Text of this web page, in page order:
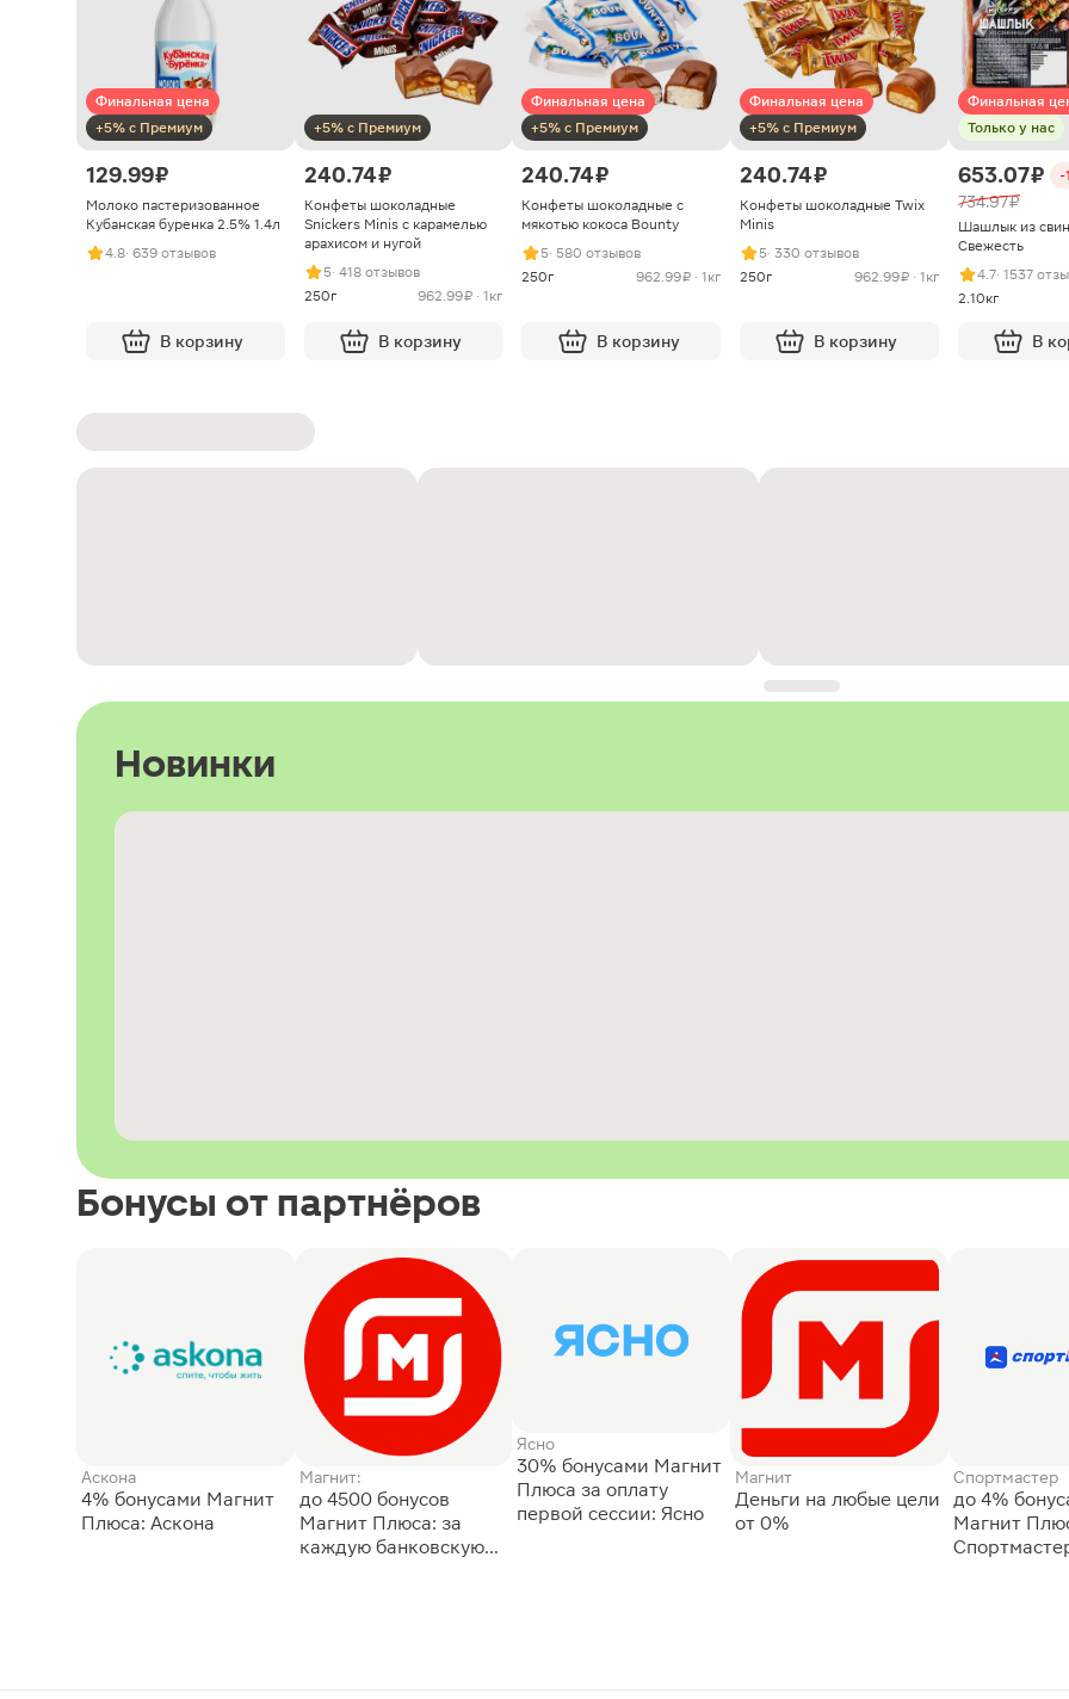
Финальная цена
+5% с Премиум
129.99 ₽
Молоко пастеризованное
Кубанская буренка 2.5% 1.4л
4.8· 639 отзывов
В корзину
+5% с Премиум
240.74 ₽
Конфеты шоколадные
Snickers Minis с карамелью
арахисом и нугой
5· 418 отзывов
250г
962.99 ₽ · 1кг
В корзину
Финальная цена
+5% с Премиум
240.74 ₽
Конфеты шоколадные с
мякотью кокоса Bounty
5· 580 отзывов
250г
962.99 ₽ · 1кг
В корзину
Финальная цена
+5% с Премиум
240.74 ₽
Конфеты шоколадные Twix
Minis
5· 330 отзывов
250г
962.99 ₽ · 1кг
В корзину
Финальная
Только у нас
653.07 ₽ -
734.97 ₽
Шашлык из
Свежесть
4.7· 1537
2.10кг
В
Новинки
Бонусы от партнёров
Аскона
4% бонусами Магнит
Плюса: Аскона
Магнит:
до 4500 бонусов
Магнит Плюса: за
каждую банковскую
Ясно
30% бонусами Магнит
Плюса за оплату
первой сессии: Ясно
Магнит
Деньги на любые цели
от 0%
Спортмастер
до 4%
Магнит